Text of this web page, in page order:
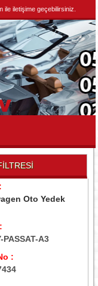
iletişime geçebilirsiniz.
Oto Yedek
PASSAT-A3
: